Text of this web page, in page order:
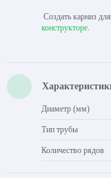
Создать карниз
конструкторе.
Диаметр (мм)
Тип трубы
Количество рядов